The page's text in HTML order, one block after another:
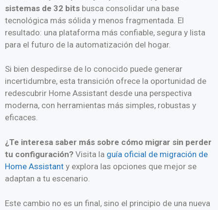
sistemas de 32 bits busca consolidar una base
tecnológica más sólida y menos fragmentada. El
resultado: una plataforma más confiable, segura y lista
para el futuro de la automatización del hogar.
Si bien despedirse de lo conocido puede generar
incertidumbre, esta transición ofrece la oportunidad de
redescubrir Home Assistant desde una perspectiva
moderna, con herramientas más simples, robustas y
eficaces.
¿Te interesa saber más sobre cómo migrar sin perder
tu configuración? Visita la guía oficial de migración de
Home Assistant y explora las opciones que mejor se
adaptan a tu escenario.
Este cambio no es un final, sino el principio de una nueva